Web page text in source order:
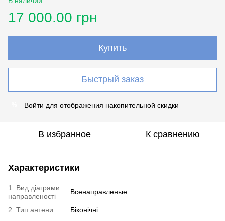
17 000.00 грн
Купить
Быстрый заказ
Войти для отображения накопительной скидки
В избранное К сравнению
Характеристики
1. Вид діаграми
направленості
Всенаправленые
2. Тип антени
Біконічні